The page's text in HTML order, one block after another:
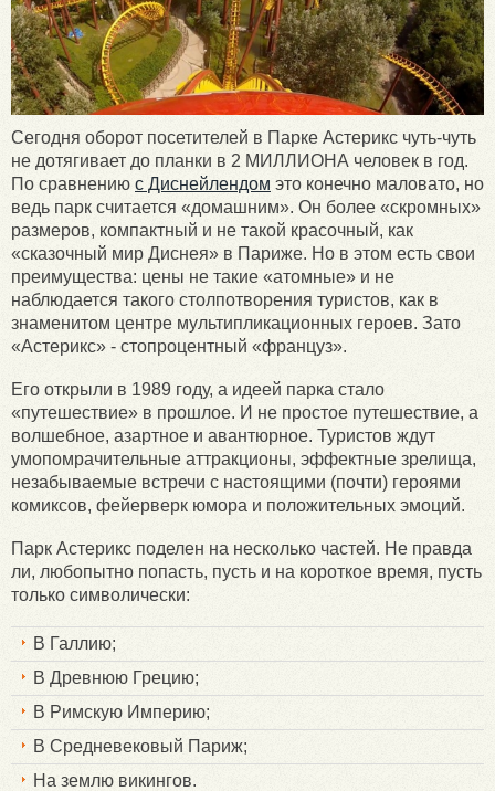
Сегодня оборот посетителей в Парке Астерикс чуть-чуть
не дотягивает до планки в 2 МИЛЛИОНА человек в год.
По сравнению с Диснейлендом это конечно маловато, но
ведь парк считается «домашним». Он более «скромных»
размеров, компактный и не такой красочный, как
«сказочный мир Диснея» в Париже. Но в этом есть свои
преимущества: цены не такие «атомные» и не
наблюдается такого столпотворения туристов, как в
знаменитом центре мультипликационных героев. Зато
«Астерикс» - стопроцентный «француз».
Его открыли в 1989 году, а идеей парка стало
«путешествие» в прошлое. И не простое путешествие, а
волшебное, азартное и авантюрное. Туристов ждут
умопомрачительные аттракционы, эффектные зрелища,
незабываемые встречи с настоящими (почти) героями
комиксов, фейерверк юмора и положительных эмоций.
Парк Астерикс поделен на несколько частей. Не правда
ли, любопытно попасть, пусть и на короткое время, пусть
только символически:
В Галлию;
В Древнюю Грецию;
В Римскую Империю;
В Средневековый Париж;
На землю викингов.